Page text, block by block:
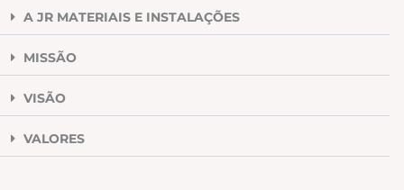
A JR MATERIAIS E INSTALAÇÕES
MISSÃO
VISÃO
VALORES